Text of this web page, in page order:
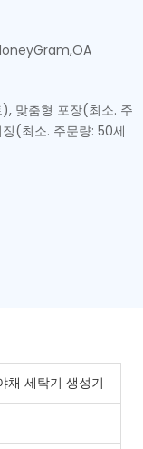
맞춤형 포장(최소. 주
(최소. 주문량: 50세
채 세탁기 생성기